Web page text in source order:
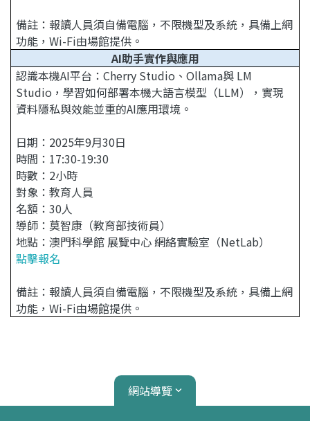
備註：報讀人員須自備電腦，不限機型及系統，具備上網
功能，Wi-Fi由場館提供。
AI助手實作與應用
認識本機AI平台：Cherry Studio、Ollama與 LM
Studio，學習如何部署本機大語言模型（LLM），實現
資料隱私與效能並重的AI應用環境。
日期：2025年9月30日
時間：17:30-19:30
時數：2小時
對象：教育人員
名額：30人
導師：莫智康（教育部技術員）
地點：澳門科學館 展覽中心 網絡實驗室（NetLab）
點擊報名
備註：報讀人員須自備電腦，不限機型及系統，具備上網
功能，Wi-Fi由場館提供。
網站導覽